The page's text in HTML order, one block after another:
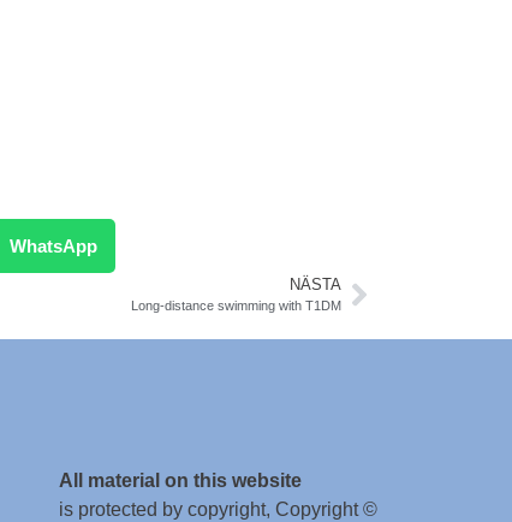
WhatsApp
NÄSTA
Long-distance swimming with T1DM
All material on this website
is protected by copyright, Copyright ©